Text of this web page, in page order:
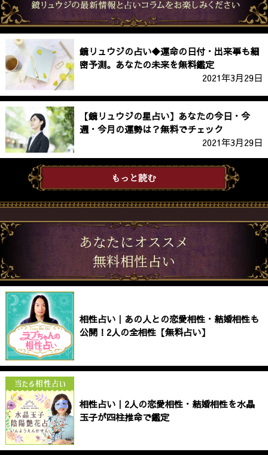
鏡リュウジの占い◆運命の日付・出来事も細
密予測。あなたの未来を無料鑑定
2021年3月29日
【鏡リュウジの星占い】あなたの今日・今
週・今月の運勢は？無料でチェック
2021年3月29日
もっと読む
あなたにオススメ
無料相性占い
相性占い｜あの人との恋愛相性・結婚相性も
公開！2人の全相性【無料占い】
相性占い｜2人の恋愛相性・結婚相性を水晶
玉子が四柱推命で鑑定